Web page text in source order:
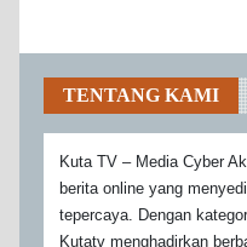
TENTANG KAMI
Kuta TV – Media Cyber
berita online yang
tepercaya. Dengan
Kutatv menghadirkan